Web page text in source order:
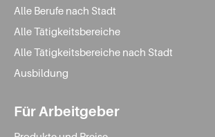
Alle Berufe nach Stadt
Alle Tätigkeitsbereiche
Alle Tätigkeitsbereiche nach Stadt
Ausbildung
Für Arbeitgeber